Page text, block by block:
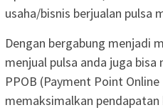
usaha/bisnis berjualan pulsa
Dengan bergabung menjadi
menjual pulsa anda juga
PPOB (Payment Point
memaksimalkan pendapatan